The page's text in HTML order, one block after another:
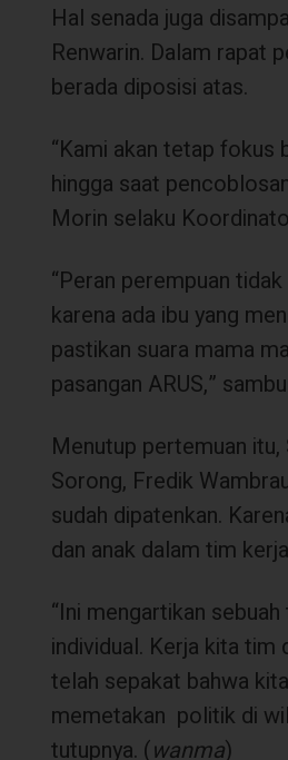
Hal senada juga
Renwarin. Dalam rapat
berada diposisi atas.
“Kami akan tetap fokus
hingga saat
Morin selaku
“Peran perempuan
karena ada ibu yang
pastikan suara mama
pasangan ARUS,”
Menutup pertemuan
Sorong, Fredik
sudah dipatenkan.
dan anak dalam tim
“Ini mengartikan
individual. Kerja kita tim
telah sepakat bahwa
memetakan politik di
tutupnya. (wanma)